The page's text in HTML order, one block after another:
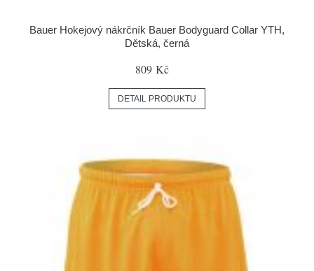
Bauer Hokejový nákrčník Bauer Bodyguard Collar YTH,
Dětská, černá
809 Kč
DETAIL PRODUKTU